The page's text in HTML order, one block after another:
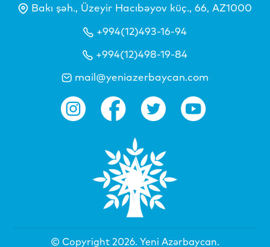
Bakı şəh., Üzeyir Hacıbəyov küç., 66, AZ1000
+994(12)493-16-94
+994(12)498-19-84
mail@yeniazerbaycan.com
© Copyright 2026. Yeni Azərbaycan.